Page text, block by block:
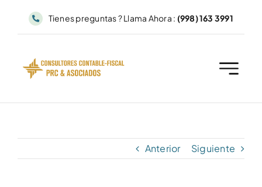
Tienes preguntas ? Llama Ahora : (998) 163 3991
Anterior Siguiente